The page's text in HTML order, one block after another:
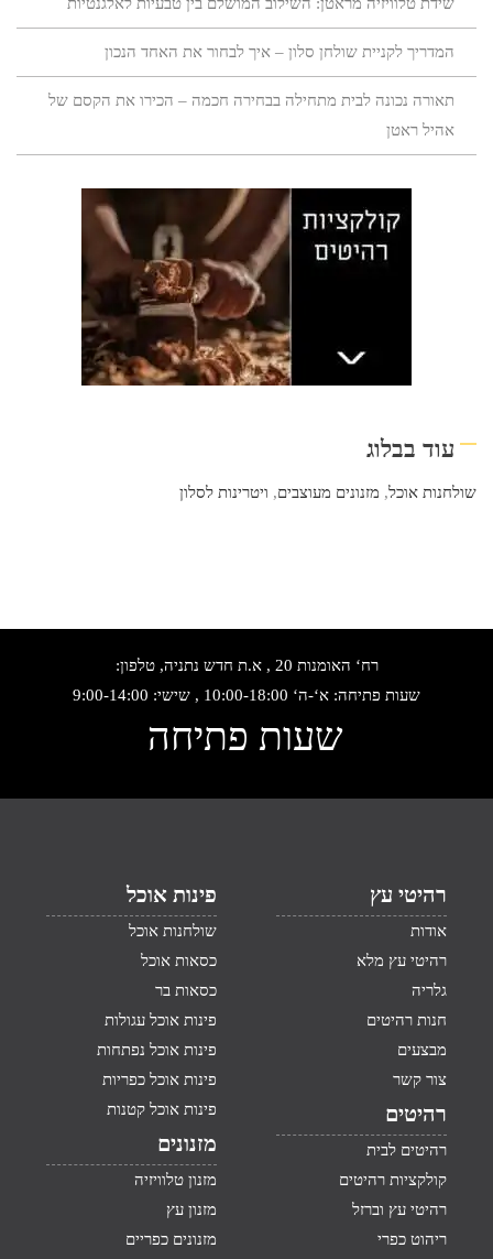
המדריך לקניית שולחן סלון – איך לבחור את האחד הנכון
תאורה נכונה לבית מתחילה בבחירה חכמה – הכירו את הקסם של
אהיל ראטן
עוד בבלוג
שולחנות אוכל, מזנונים מעוצבים, ויטרינות לסלון
רח‘ האומנות 20 , א.ת חדש נתניה, טלפון:
שעות פתיחה: א‘-ה‘ 10:00-18:00 , שישי: 9:00-14:00
שעות פתיחה
רהיטי עץ
אודות
רהיטי עץ מלא
גלריה
חנות רהיטים
מבצעים
צור קשר
רהיטים
רהיטים לבית
קולקציות רהיטים
רהיטי עץ וברזל
ריהוט כפרי
פינות אוכל
שולחנות אוכל
כסאות אוכל
כסאות בר
פינות אוכל עגולות
פינות אוכל נפתחות
פינות אוכל כפריות
פינות אוכל קטנות
מזנונים
מזנון טלוויזיה
מזנון עץ
מזנונים כפריים